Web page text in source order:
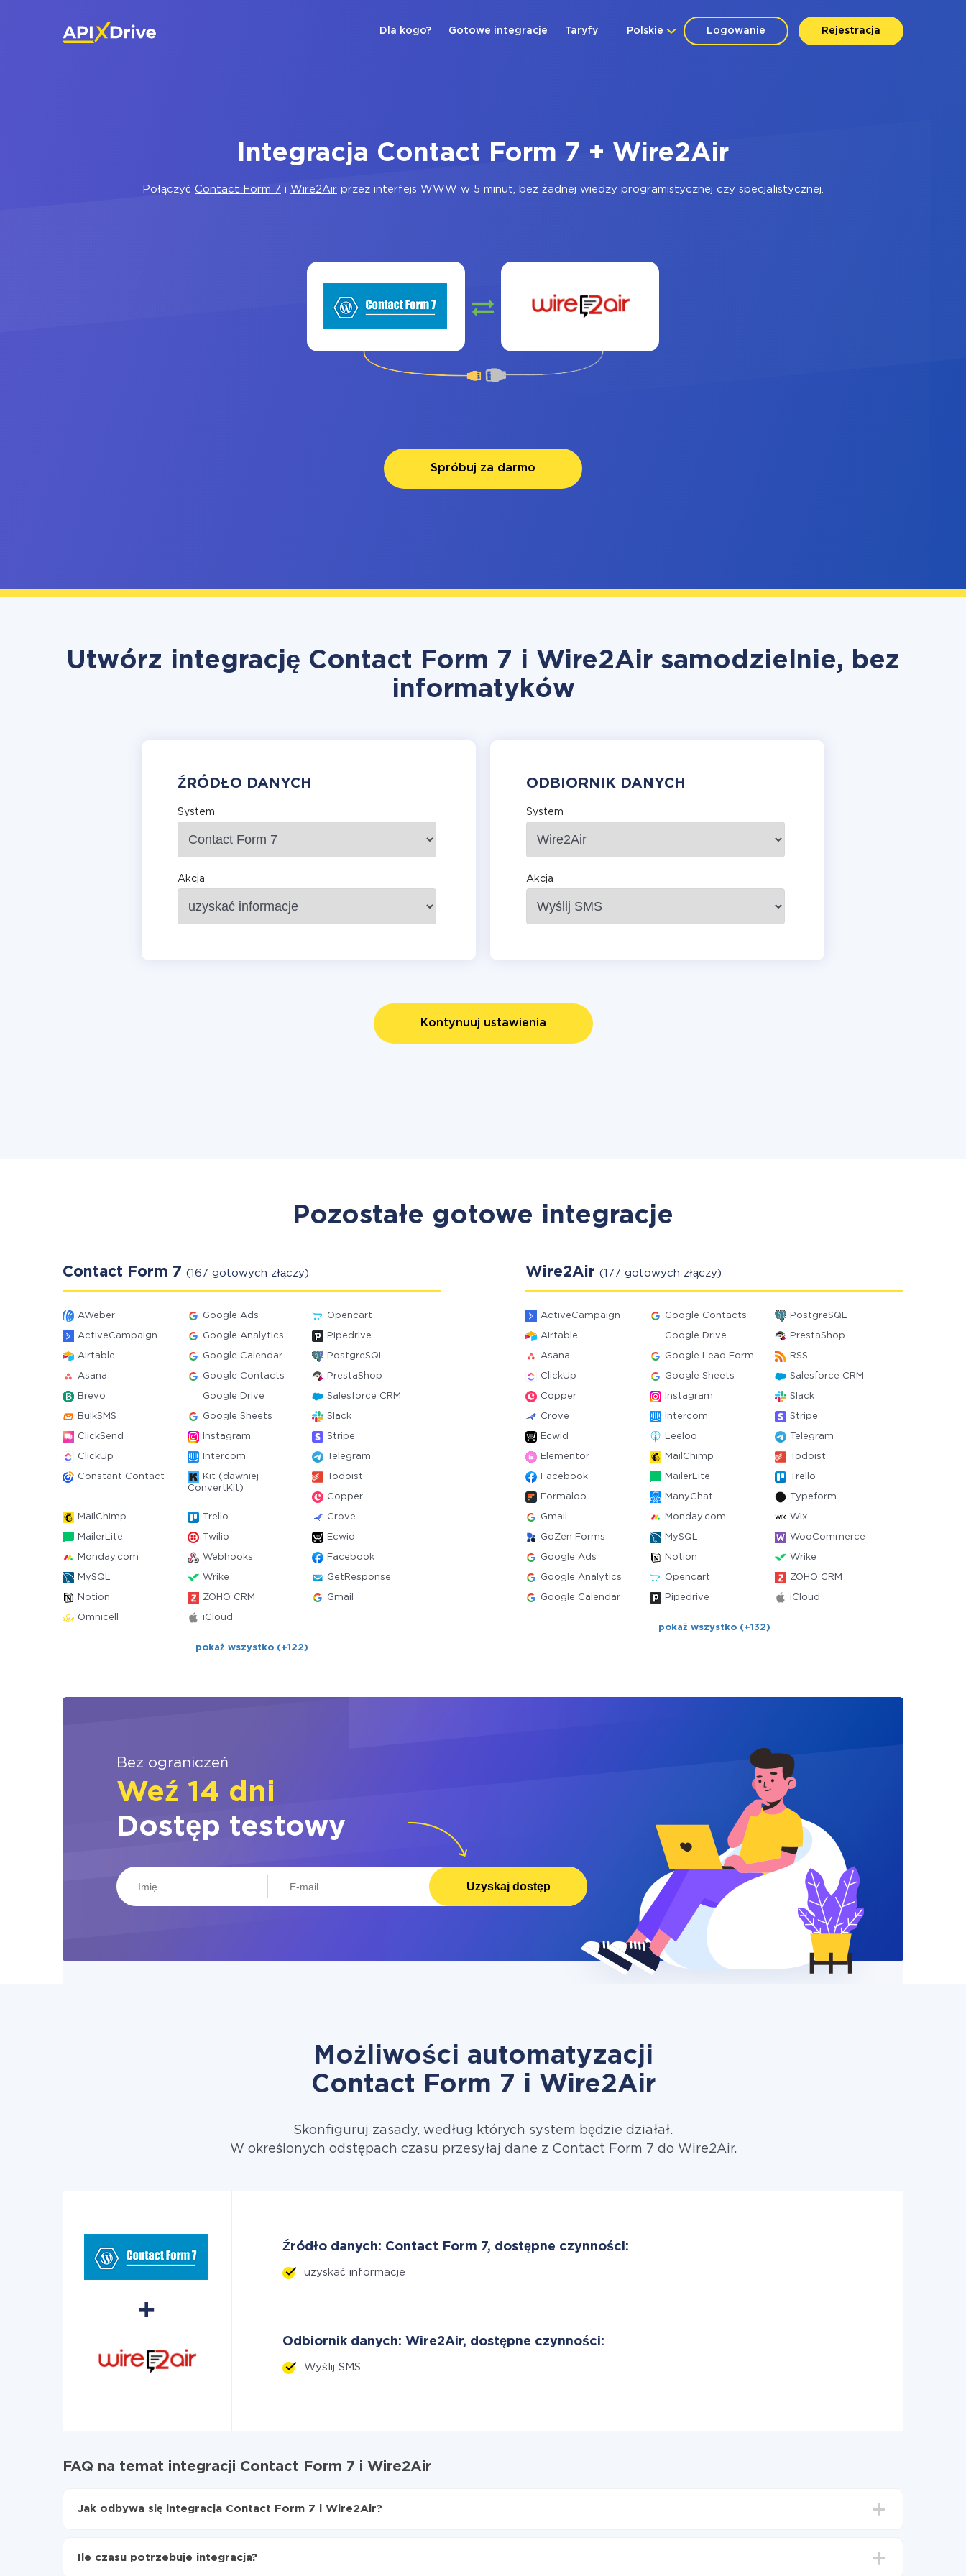
Logowanie Rejestracja
Polskie
Dla kogo? Gotowe integracje Taryfy
Integracja Contact Form 7 + Wire2Air
Połączyć Contact Form 7 i Wire2Air przez interfejs WWW w 5 minut, bez żadnej wiedzy programistycznej czy specjalistycznej.
Spróbuj za darmo
Utwórz integrację Contact Form 7 i Wire2Air samodzielnie, bez
informatyków
ŹRÓDŁO DANYCH
System
Akcja
ODBIORNIK DANYCH
System
Akcja
Kontynuuj ustawienia
Pozostałe gotowe integracje
Contact Form 7 (167 gotowych złączy)
AWeber Google Ads Opencart
ActiveCampaign Google Analytics Pipedrive
Airtable Google Calendar PostgreSQL
Asana Google Contacts PrestaShop
Brevo Google Drive Salesforce CRM
BulkSMS Google Sheets Slack
ClickSend Instagram Stripe
ClickUp Intercom Telegram
Constant Contact
Kit (dawniej
ConvertKit)
Todoist
Copper
MailChimp Trello Crove
MailerLite Twilio Ecwid
Monday.com Webhooks Facebook
MySQL Wrike GetResponse
Notion ZOHO CRM Gmail
Omnicell iCloud
pokaż wszystko (+122)
Wire2Air (177 gotowych złączy)
ActiveCampaign Google Contacts PostgreSQL
Airtable Google Drive PrestaShop
Asana Google Lead Form RSS
ClickUp Google Sheets Salesforce CRM
Copper Instagram Slack
Crove Intercom Stripe
Ecwid Leeloo Telegram
Elementor MailChimp Todoist
Facebook MailerLite Trello
Formaloo ManyChat Typeform
Gmail Monday.com Wix
GoZen Forms MySQL WooCommerce
Google Ads Notion Wrike
Google Analytics Opencart ZOHO CRM
Google Calendar Pipedrive iCloud
pokaż wszystko (+132)
Bez ograniczeń
Weź 14 dni
Dostęp testowy
Uzyskaj dostęp
Możliwości automatyzacji
Contact Form 7 i Wire2Air
Skonfiguruj zasady, według których system będzie działał.
W określonych odstępach czasu przesyłaj dane z Contact Form 7 do Wire2Air.
Źródło danych: Contact Form 7, dostępne czynności:
uzyskać informacje
Odbiornik danych: Wire2Air, dostępne czynności:
Wyślij SMS
FAQ na temat integracji Contact Form 7 i Wire2Air
Jak odbywa się integracja Contact Form 7 i Wire2Air?
Włącz aktualizację
Ile czasu potrzebuje integracja?